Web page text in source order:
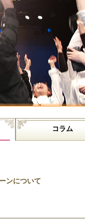
コラム
ンについて